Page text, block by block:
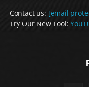
Contact us: [email
Try Our New Tool: